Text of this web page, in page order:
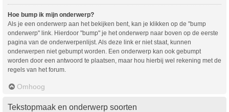
Hoe bump ik mijn onderwerp?
Als je een onderwerp aan het bekijken bent, kan je klikken op de "bump
onderwerp" link. Hierdoor "bump" je het onderwerp naar boven op de eerste
pagina van de onderwerpenlijst. Als deze link er niet staat, kunnen
onderwerpen niet gebumpt worden. Een onderwerp kan ook gebumpt
worden door een antwoord te plaatsen, maar hou hierbij wel rekening met de
regels van het forum.
Omhoog
Tekstopmaak en onderwerp soorten